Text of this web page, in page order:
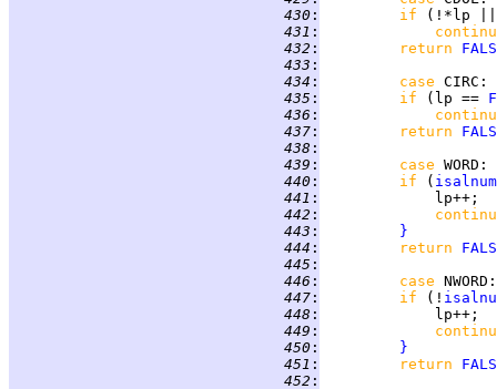
430 : if
(!*lp
431 :
432 : return
433 :
434 : case CIRC
435 : if (lp ==
436 :
437 : return
438 :
439 : case WORD
440 : if ( isalnum
441 :
442 :
443 :
}
444 : return
445 :
446 : case NWORD
447 : if (!
448 :
449 :
450 :
}
451 : return
452 :